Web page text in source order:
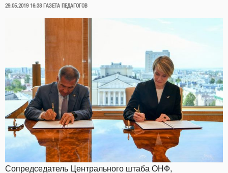
ОПУБЛИКОВАНО
29.05.2019 16:38 ГАЗЕТА ПЕДАГОГОВ
Сопредседатель Центрального штаба ОНФ,